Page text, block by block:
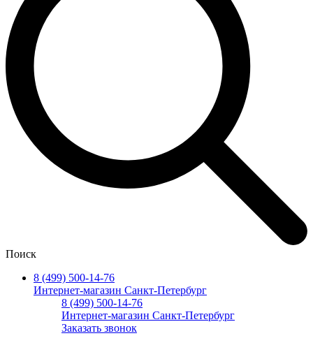
Поиск
8 (499) 500-14-76
Интернет-магазин Санкт-Петербург
8 (499) 500-14-76
Интернет-магазин Санкт-Петербург
Заказать звонок